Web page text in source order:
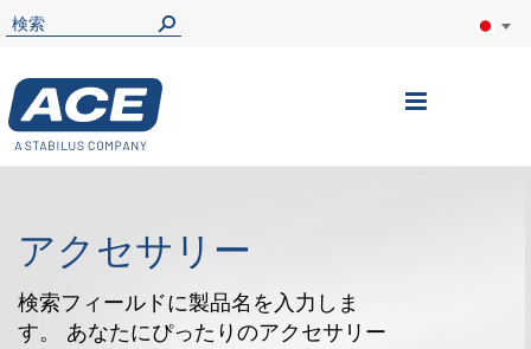
ナ
アクセサリー
検索フィールドに製品名を入力しま
す。 あなたにぴったりのアクセサリー